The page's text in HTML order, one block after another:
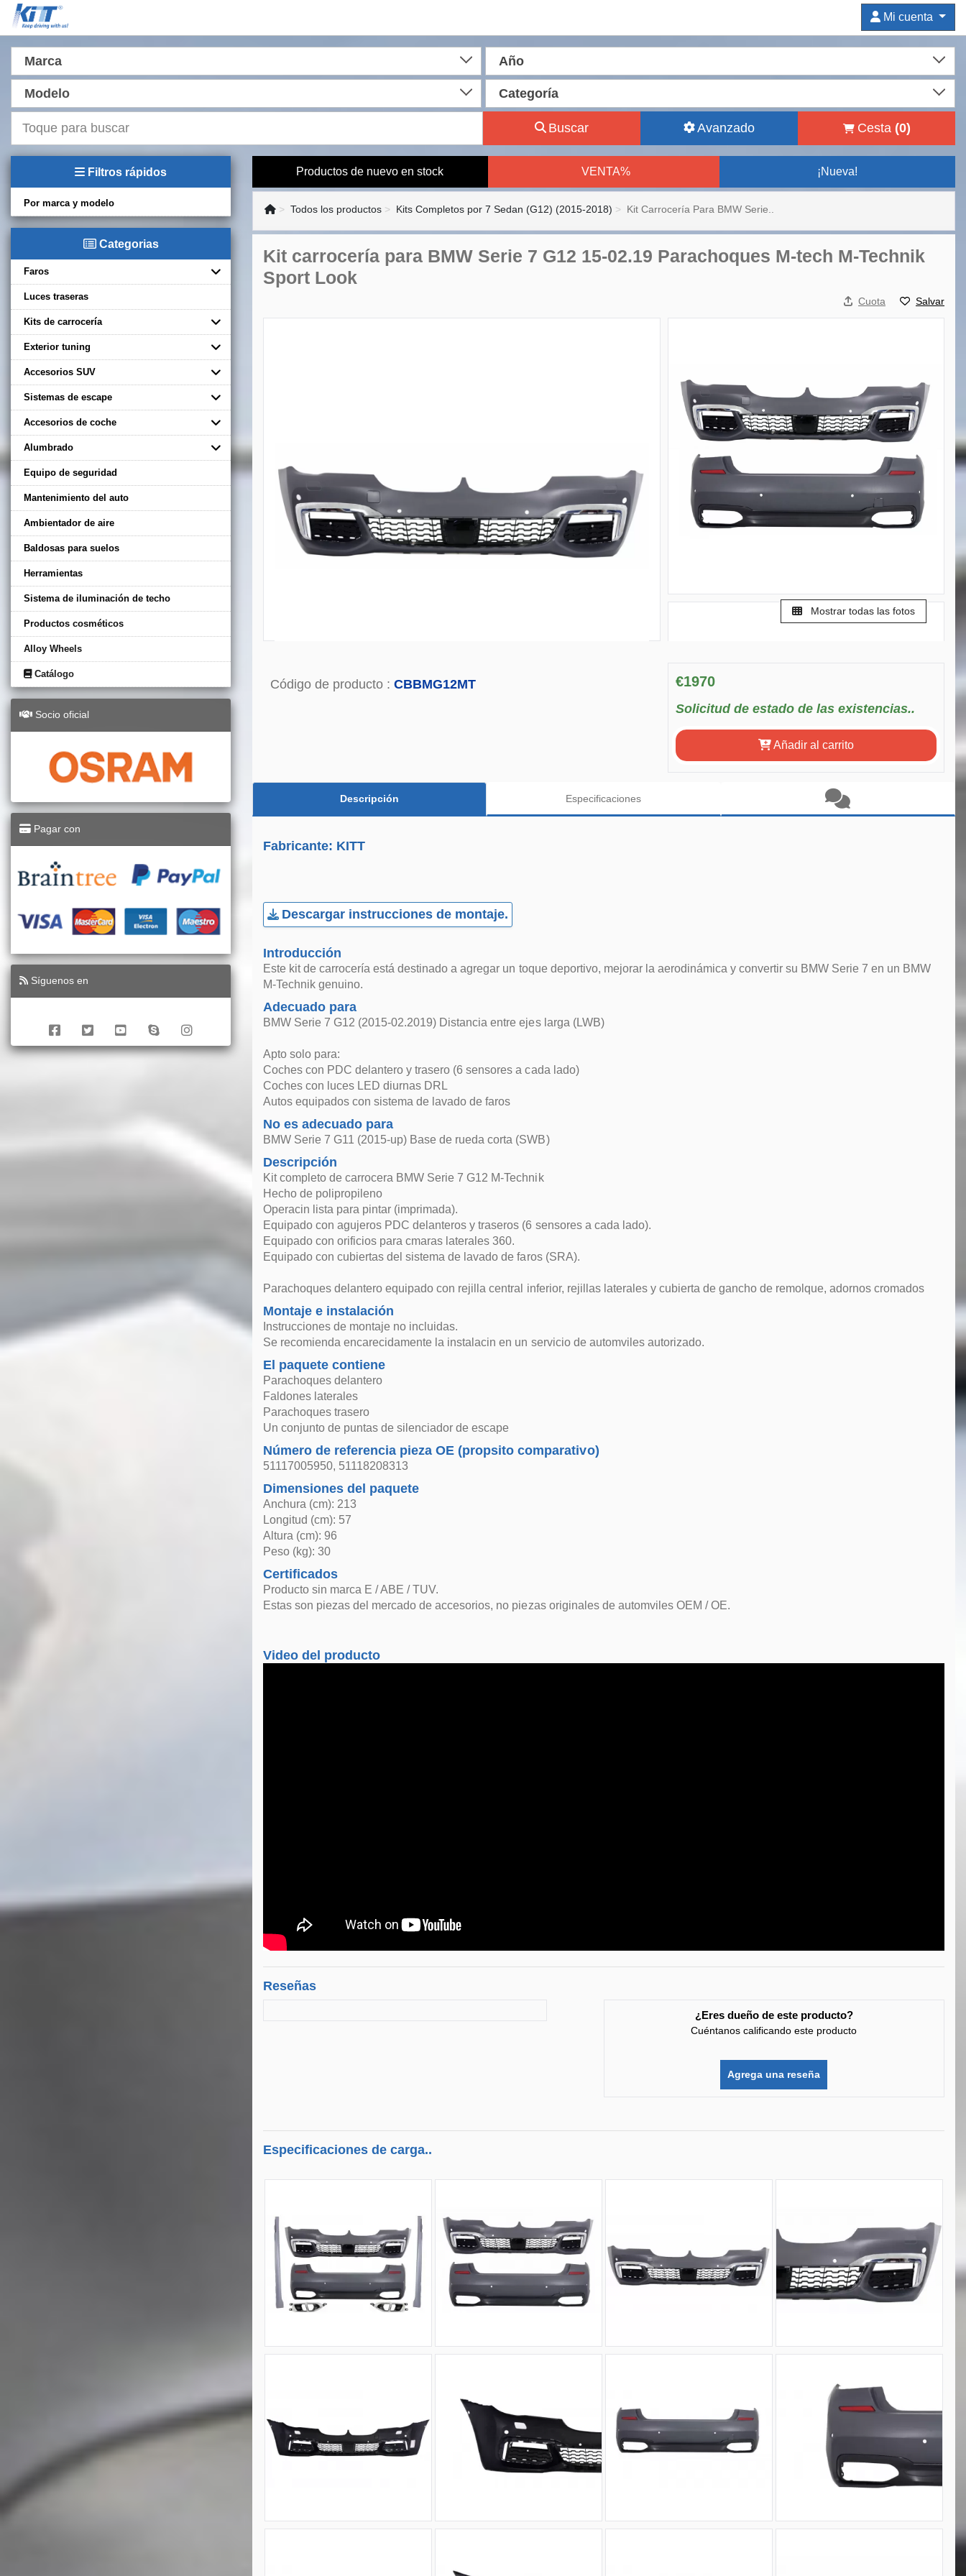
Mi cuenta
Marca Año
Modelo Categoría
Buscar Avanzado Cesta (0)
Filtros rápidos
Por marca y modelo
Categorias
Faros
Luces traseras
Kits de carrocería
Exterior tuning
Accesorios SUV
Sistemas de escape
Accesorios de coche
Alumbrado
Equipo de seguridad
Mantenimiento del auto
Ambientador de aire
Baldosas para suelos
Herramientas
Sistema de iluminación de techo
Productos cosméticos
Alloy Wheels
Catálogo
Socio oficial
Pagar con
Síguenos en
Productos de nuevo en stock VENTA% ¡Nueva!
Todos los productos Kits Completos por 7 Sedan (G12) (2015-2018) Kit Carrocería Para BMW Serie..
Kit carrocería para BMW Serie 7 G12 15-02.19 Parachoques M-tech M-Technik
Sport Look
Cuota Salvar
Mostrar todas las fotos
Código de producto : CBBMG12MT €1970
Solicitud de estado de las existencias..
Añadir al carrito
Descripción Especificaciones
Fabricante: KITT
Descargar instrucciones de montaje.
Introducción
Este kit de carrocería está destinado a agregar un toque deportivo, mejorar la aerodinámica y convertir su BMW Serie 7 en un BMW
M-Technik genuino.
Adecuado para
BMW Serie 7 G12 (2015-02.2019) Distancia entre ejes larga (LWB)
Apto solo para:
Coches con PDC delantero y trasero (6 sensores a cada lado)
Coches con luces LED diurnas DRL
Autos equipados con sistema de lavado de faros
No es adecuado para
BMW Serie 7 G11 (2015-up) Base de rueda corta (SWB)
Descripción
Kit completo de carrocera BMW Serie 7 G12 M-Technik
Hecho de polipropileno
Operacin lista para pintar (imprimada).
Equipado con agujeros PDC delanteros y traseros (6 sensores a cada lado).
Equipado con orificios para cmaras laterales 360.
Equipado con cubiertas del sistema de lavado de faros (SRA).
Parachoques delantero equipado con rejilla central inferior, rejillas laterales y cubierta de gancho de remolque, adornos cromados
Montaje e instalación
Instrucciones de montaje no incluidas.
Se recomienda encarecidamente la instalacin en un servicio de automviles autorizado.
El paquete contiene
Parachoques delantero
Faldones laterales
Parachoques trasero
Un conjunto de puntas de silenciador de escape
Número de referencia pieza OE (propsito comparativo)
51117005950, 51118208313
Dimensiones del paquete
Anchura (cm): 213
Longitud (cm): 57
Altura (cm): 96
Peso (kg): 30
Certificados
Producto sin marca E / ABE / TUV.
Estas son piezas del mercado de accesorios, no piezas originales de automviles OEM / OE.
Video del producto
Reseñas
¿Eres dueño de este producto?
Cuéntanos calificando este producto
Agrega una reseña
Especificaciones de carga..